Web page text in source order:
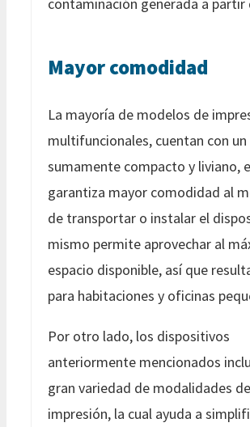
Mayor comodidad
La mayoría de modelos de
multifuncionales, cuentan con un
sumamente compacto y liviano,
garantiza mayor comodidad al
de transportar o instalar el
mismo permite aprovechar al
espacio disponible, así que
para habitaciones y oficinas
Por otro lado, los dispositivos
anteriormente mencionados
gran variedad de modalidades de
impresión, la cual ayuda a